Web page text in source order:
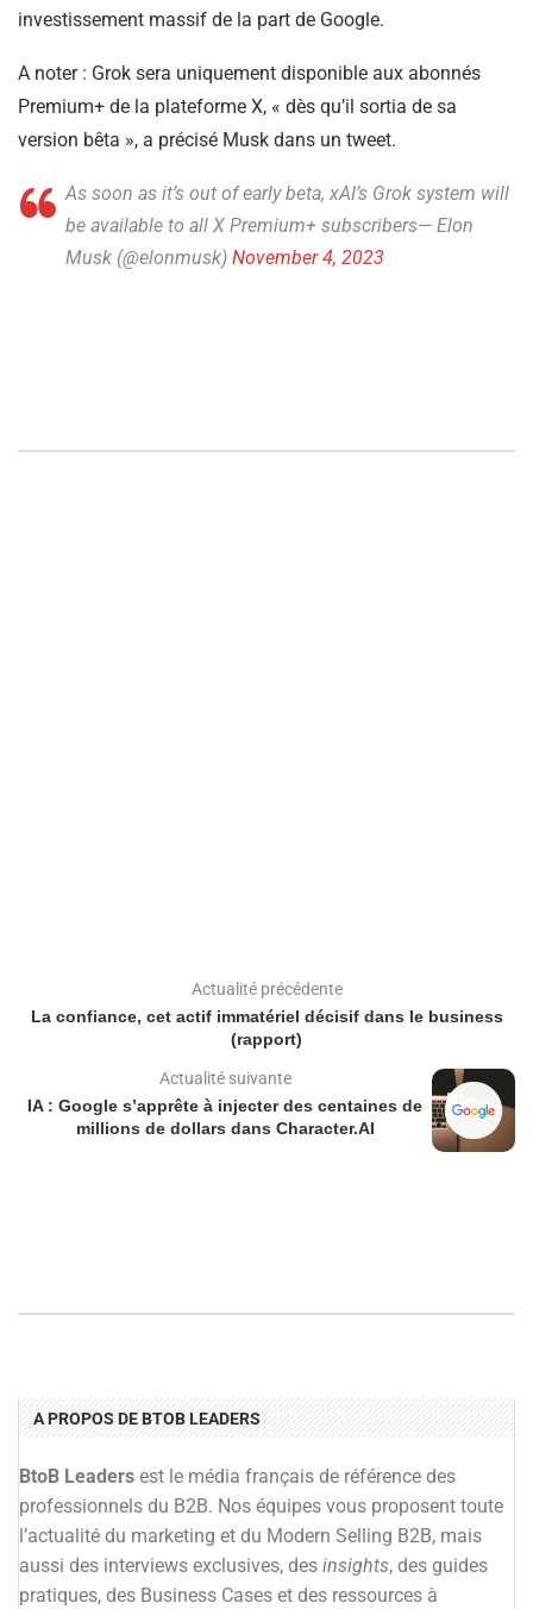
investissement massif de la part de Google.
A noter : Grok sera uniquement disponible aux abonnés
Premium+ de la plateforme X, « dès qu’il sortia de sa
version bêta », a précisé Musk dans un tweet.
As soon as it’s out of early beta, xAI’s Grok system will
be available to all X Premium+ subscribers— Elon
Musk (@elonmusk) November 4, 2023
Actualité précédente
La confiance, cet actif immatériel décisif dans le business
(rapport)
Actualité suivante
IA : Google s’apprête à injecter des centaines de
millions de dollars dans Character.AI
A PROPOS DE BTOB LEADERS
BtoB Leaders est le média français de référence des
professionnels du B2B. Nos équipes vous proposent toute
l’actualité du marketing et du Modern Selling B2B, mais
aussi des interviews exclusives, des insights, des guides
pratiques, des Business Cases et des ressources à